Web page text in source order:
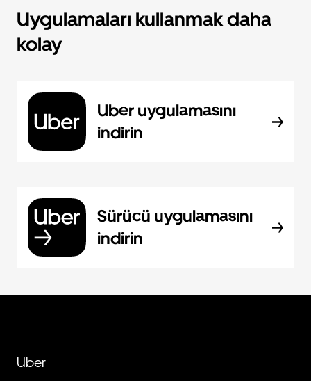
Uygulamaları kullanmak daha
kolay
Uber uygulamasını
indirin
Sürücü uygulamasını
indirin
Uber